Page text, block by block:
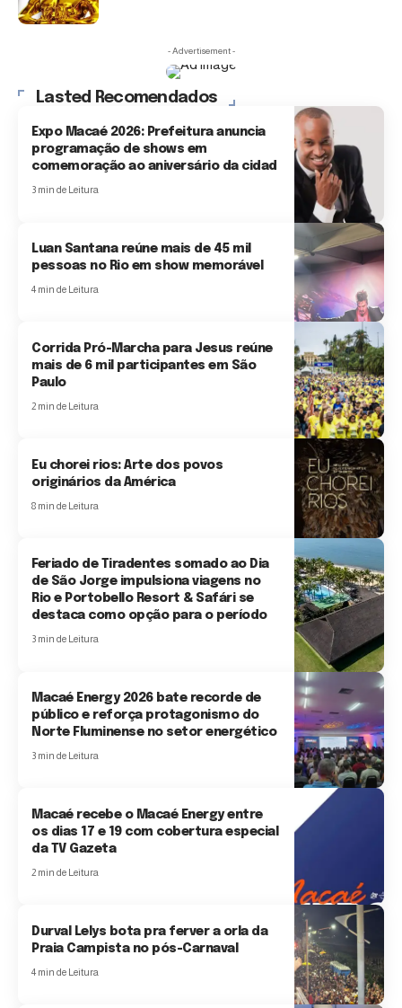
- Advertisement -
Lasted Recomendados
Expo Macaé 2026: Prefeitura anuncia
programação de shows em
comemoração ao aniversário da cidad
3 min de Leitura
Luan Santana reúne mais de 45 mil
pessoas no Rio em show memorável
4 min de Leitura
Corrida Pró-Marcha para Jesus reúne
mais de 6 mil participantes em São
Paulo
2 min de Leitura
Eu chorei rios: Arte dos povos
originários da América
8 min de Leitura
Feriado de Tiradentes somado ao Dia
de São Jorge impulsiona viagens no
Rio e Portobello Resort & Safári se
destaca como opção para o período
3 min de Leitura
Macaé Energy 2026 bate recorde de
público e reforça protagonismo do
Norte Fluminense no setor energético
3 min de Leitura
Macaé recebe o Macaé Energy entre
os dias 17 e 19 com cobertura especial
da TV Gazeta
2 min de Leitura
Durval Lelys bota pra ferver a orla da
Praia Campista no pós-Carnaval
4 min de Leitura